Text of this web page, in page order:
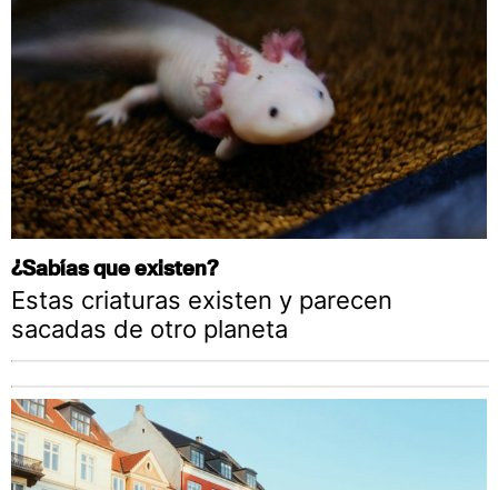
¿Sabías que existen?
Estas criaturas existen y parecen
sacadas de otro planeta